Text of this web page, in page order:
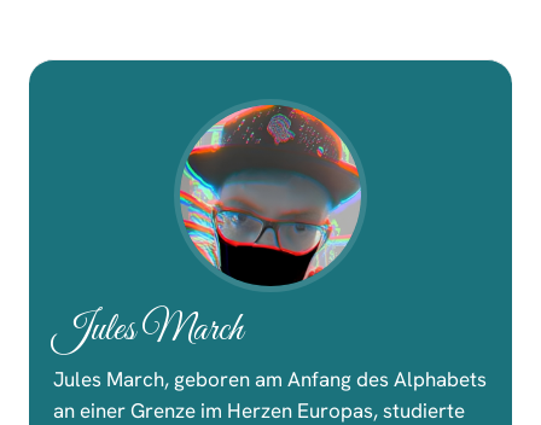
Jules March
Jules March, geboren am Anfang des Alphabets
an einer Grenze im Herzen Europas, studierte